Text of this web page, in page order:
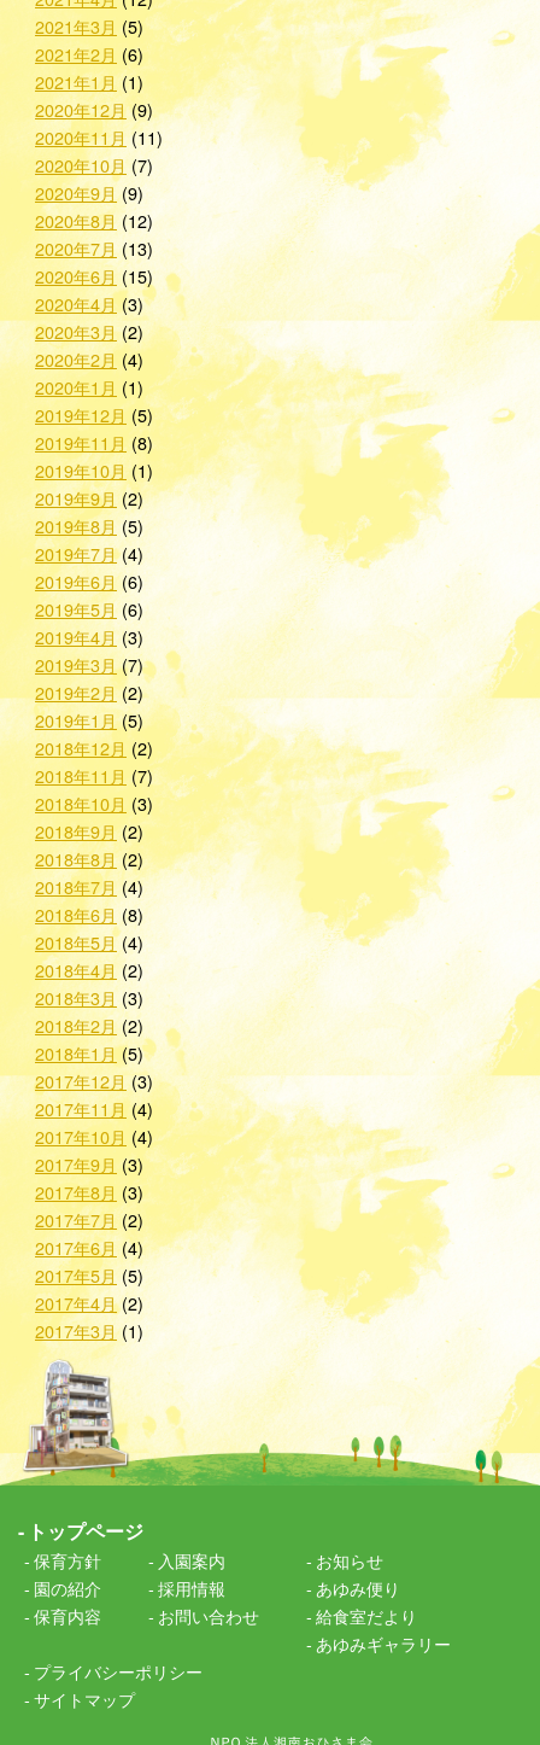
2021年3月 (5)
2021年2月 (6)
2021年1月(1)
2020年12月(9)
2020年11月(11)
2020年10月 (7)
2020年9月(9)
2020年8月(12)
2020年7月 (13)
2020年6月 (15)
2020年4月 (3)
2020年3月(2)
2020年2月 (4)
2020年1月 (1)
2019年12月 (5)
2019年11月 (8)
2019年10月 (1)
2019年9月 (2)
2019年8月(5)
2019年7月(4)
2019年6月(6)
2019年5月 (6)
2019年4月(3)
2019年3月(7)
2019年2月(2)
2019年1月(5)
2018年12月 (2)
2018年11月 (7)
2018年10月 (3)
2018年9月(2)
2018年8月(2)
2018年7月 (4)
2018年6月 (8)
2018年5月(4)
2018年4月 (2)
2018年3月 (3)
2018年2月(2)
2018年1月(5)
2017年12月(3)
2017年11月 (4)
2017年10月 (4)
2017年9月 (3)
2017年8月 (3)
2017年7月 (2)
2017年6月(4)
2017年5月 (5)
2017年4月(2)
2017年3月(1)
トップページ
保育方針
園の紹介
保育内容
入園案内
採用情報
お問い合わせ
お知らせ
あゆみ便り
給食室だより
あゆみギャラリー
プライバシーポリシー
サイトマップ